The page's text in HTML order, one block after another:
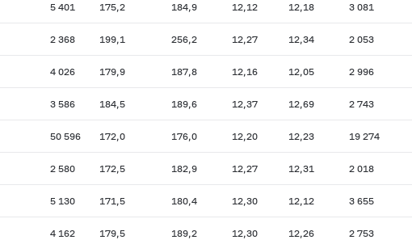
5 401 175,2 184,9 12,12 12,18 3 081
2 368 199,1 256,2 12,27 12,34 2 053
4 026 179,9 187,8 12,16 12,05 2 996
3 586 184,5 189,6 12,37 12,69 2 743
50 596 172,0 176,0 12,20 12,23 19 274
2 580 172,5 182,9 12,27 12,31 2 018
5 130 171,5 180,4 12,30 12,12 3 655
4 162 179,5 189,2 12,30 12,26 2 753